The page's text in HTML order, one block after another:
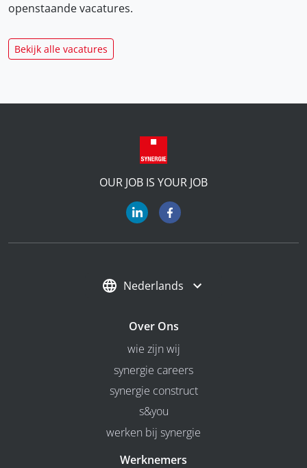
openstaande vacatures.
Bekijk alle vacatures
OUR JOB IS YOUR JOB
Nederlands
Over Ons
wie zijn wij
synergie careers
synergie construct
s&you
werken bij synergie
Werknemers